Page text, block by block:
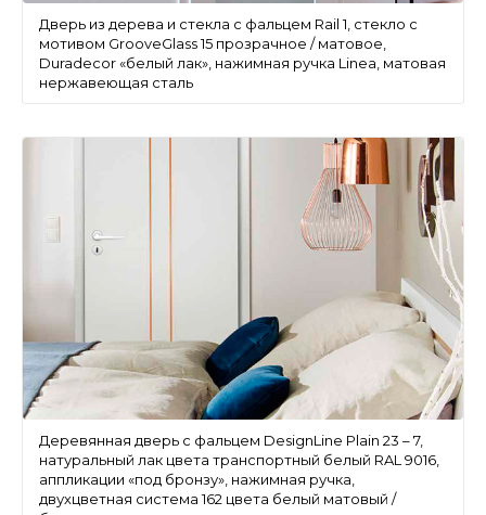
Дверь из дерева и стекла с фальцем Rail 1, стекло с
мотивом GrooveGlass 15 прозрачное / матовое,
Duradecor «белый лак», нажимная ручка Linea, матовая
нержавеющая сталь
Деревянная дверь с фальцем DesignLine Plain 23 – 7,
натуральный лак цвета транспортный белый RAL 9016,
аппликации «под бронзу», нажимная ручка,
двухцветная система 162 цвета белый матовый /